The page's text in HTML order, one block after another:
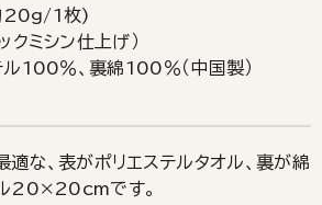
1枚)
クミシン仕上げ）
ル100％、裏綿100％（中国製）
適な、表がポリエステルタオル、裏が綿
20×20cmです。